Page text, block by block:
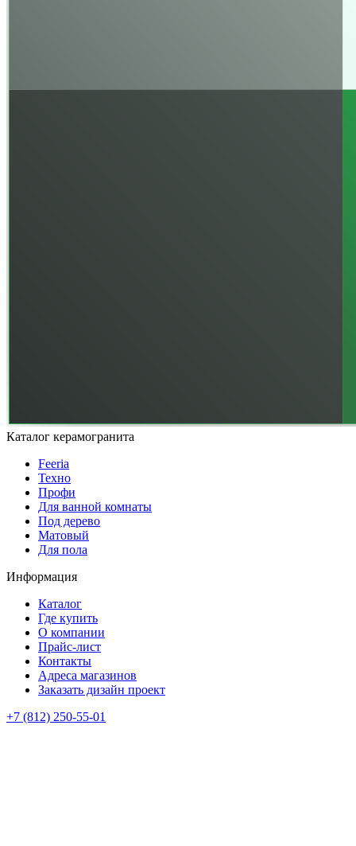
Каталог керамогранита
Feeria
Техно
Профи
Для ванной комнаты
Под дерево
Матовый
Для пола
Информация
Каталог
Где купить
О компании
Прайс-лист
Контакты
Адреса магазинов
Заказать дизайн проект
+7 (812) 250-55-01